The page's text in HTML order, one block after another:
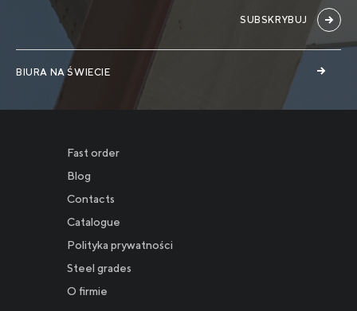
BIURA NA ŚWIECIE
SUBSKRYBUJ
Fast order
Blog
Contacts
Catalogue
Polityka prywatności
Steel grades
O firmie
Новости
Инвесторам